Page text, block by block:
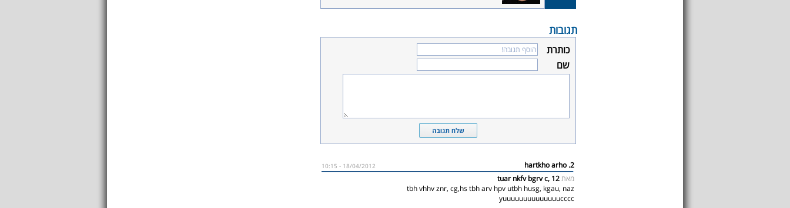
תגובות
כותרת
שם
2. hartkho arho
18/04/2012 - 10:15
מאתtuar nkfv bgrv c, 12
tbh vhhv znr, cg,hs tbh arv hpv utbh husg, kgau, naz
yuuuuuuuuuuuuuucccc